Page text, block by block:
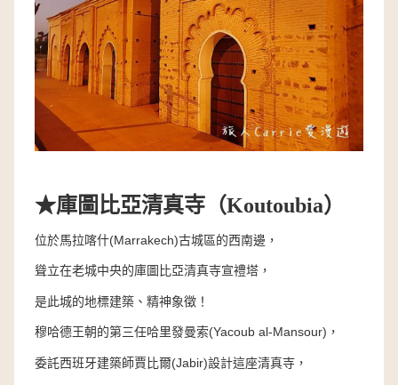
★庫圖比亞清真寺（Koutoubia）
位於馬拉喀什(Marrakech)古城區的西南邊，
聳立在老城中央的庫圖比亞清真寺宣禮塔，
是此城的地標建築、精神象徵！
穆哈德王朝的第三任哈里發曼索(Yacoub al-Mansour)，
委託西班牙建築師賈比爾(Jabir)設計這座清真寺，